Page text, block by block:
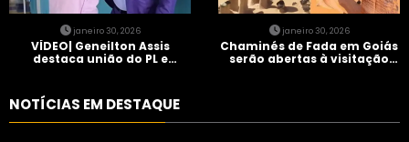
janeiro 30, 2026
VÍDEO| Geneilton Assis
destaca união do PL e
janeiro 30, 2026
Chaminés de Fada em Goiás
serão abertas à visitação
NOTÍCIAS EM DESTAQUE